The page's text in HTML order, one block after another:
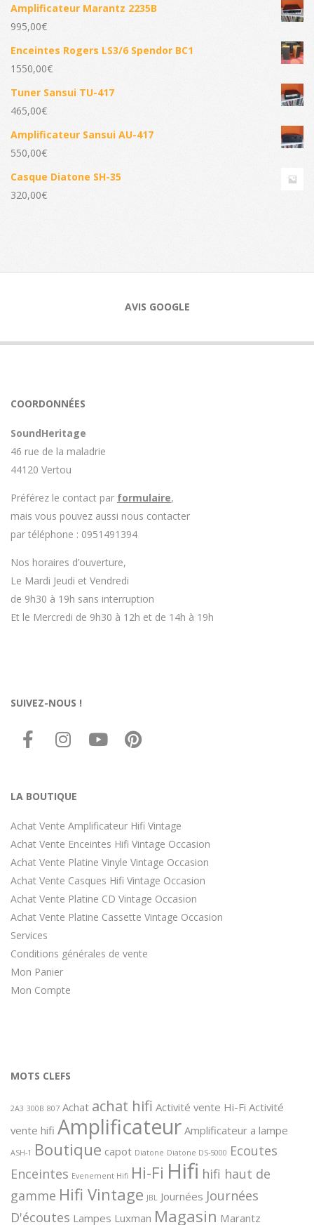
Amplificateur Marantz 2235B
995,00€
Enceintes Rogers LS3/6 Spendor BC1
1550,00€
Tuner Sansui TU-417
465,00€
Amplificateur Sansui AU-417
550,00€
Casque Diatone SH-35
320,00€
AVIS GOOGLE
COORDONNÉES
SoundHeritage
46 rue de la maladrie
44120 Vertou
Préférez le contact par formulaire,
mais vous pouvez aussi nous contacter
par téléphone : 0951491394
Nos horaires d’ouverture,
Le Mardi Jeudi et Vendredi
de 9h30 à 19h sans interruption
Et le Mercredi de 9h30 à 12h et de 14h à 19h
SUIVEZ-NOUS !
LA BOUTIQUE
Achat Vente Amplificateur Hifi Vintage
Achat Vente Enceintes Hifi Vintage Occasion
Achat Vente Platine Vinyle Vintage Occasion
Achat Vente Casques Hifi Vintage Occasion
Achat Vente Platine CD Vintage Occasion
Achat Vente Platine Cassette Vintage Occasion
Services
Conditions générales de vente
Mon Panier
Mon Compte
MOTS CLEFS
2A3 300B 807 Achat achat hifi Activité vente Hi-Fi Activité
vente hifi Amplificateur Amplificateur a lampe
ASH-1 Boutique capot Diatone Diatone DS-5000 Ecoutes
Enceintes Evenement Hifi Hi-Fi Hifi hifi haut de
gamme Hifi Vintage JBL Journées Journées
D'écoutes Lampes Luxman Magasin Marantz